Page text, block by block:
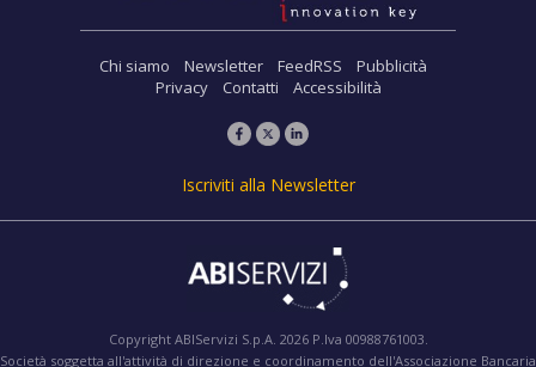
Chi siamo Newsletter FeedRSS
Pubblicità
Privacy
Contatti Accessibilità
Iscriviti alla Newsletter
Copyright ABIServizi S.p.A. 2026 P.Iva 00988761003.
Società soggetta all'attività di direzione e coordinamento dell'Associazione Bancaria